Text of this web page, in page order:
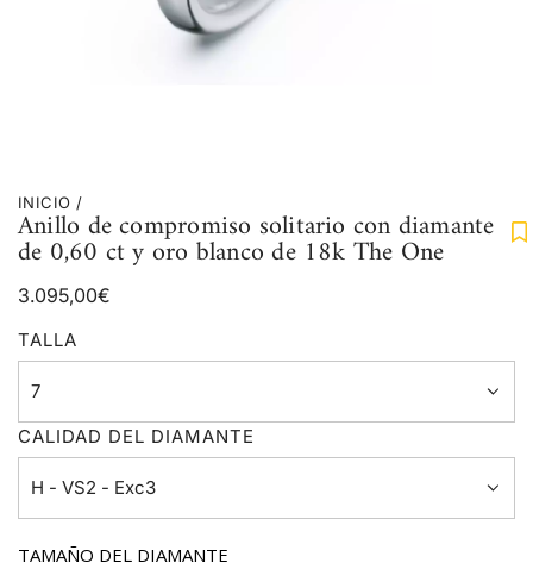
INICIO /
Anillo de compromiso solitario con diamante
de 0,60 ct y oro blanco de 18k The One
Precio
regular
3.095,00€
TALLA
7
CALIDAD DEL DIAMANTE
H - VS2 - Exc3
TAMAÑO DEL DIAMANTE